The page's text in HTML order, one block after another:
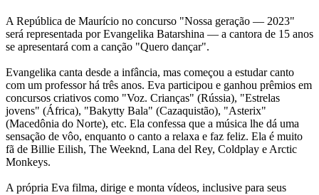
A República de Maurício no concurso "Nossa geração — 2023"
será representada por Evangelika Batarshina — a cantora de 15 anos
se apresentará com a canção "Quero dançar".
Evangelika canta desde a infância, mas começou a estudar canto
com um professor há três anos. Eva participou e ganhou prêmios em
concursos criativos como "Voz. Crianças" (Rússia), "Estrelas
jovens" (África), "Bakytty Bala" (Cazaquistão), "Asterix"
(Macedônia do Norte), etc. Ela confessa que a música lhe dá uma
sensação de vôo, enquanto o canto a relaxa e faz feliz. Ela é muito
fã de Billie Eilish, The Weeknd, Lana del Rey, Coldplay e Arctic
Monkeys.
A própria Eva filma, dirige e monta vídeos, inclusive para seus